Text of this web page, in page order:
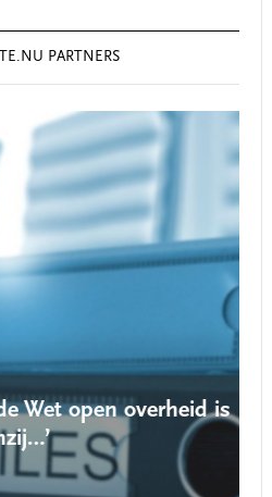
PARTNERS
open overheid is